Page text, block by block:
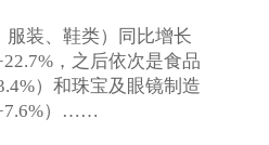
装、鞋类）同比增长
，之后依次是食品
）和珠宝及眼镜制造
） ……